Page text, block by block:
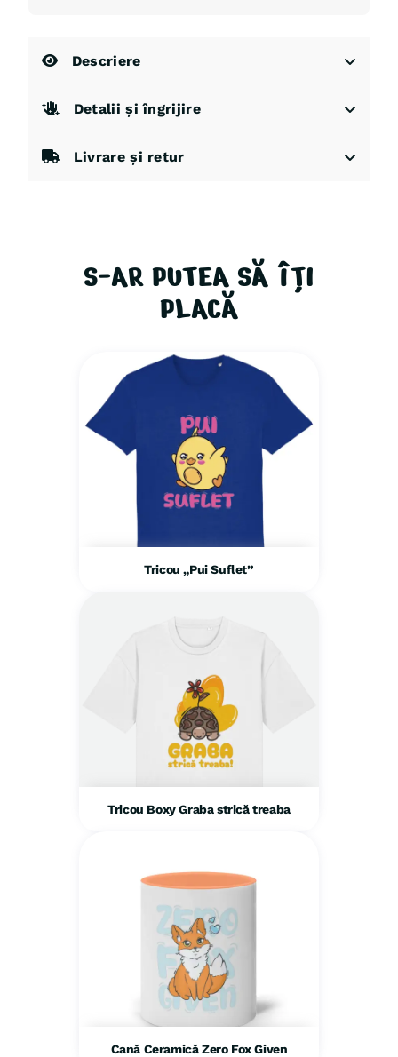
Descriere
Detalii și îngrijire
Livrare și retur
S-AR PUTEA SĂ ÎȚI
PLACĂ
Tricou „Pui Suflet”
Tricou Boxy Graba strică treaba
Cană Ceramică Zero Fox Given